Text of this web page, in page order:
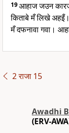
19आहाज जउन
किताबे मँ लिखे अहइँ।
मँ दफनावा गवा।
2 राजा 15
Awadhi
(ERV-